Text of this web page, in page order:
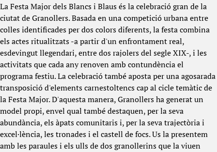
La Festa Major dels Blancs i Blaus és la celebració gran de la
ciutat de Granollers. Basada en una competició urbana entre
colles identificades per dos colors diferents, la festa combina
els actes ritualitzats -a partir d'un enfrontament real,
esdevingut llegendari, entre dos rajolers del segle XIX-, i les
activitats que cada any renoven amb contundència el
programa festiu. La celebració també aposta per una agosarada
transposició d'elements carnestoltencs cap al cicle temàtic de
la Festa Major. D'aquesta manera, Granollers ha generat un
model propi, envel qual també destaquen, per la seva
abundància, els àpats comunitaris i, per la seva trajectòria i
excel·lència, les tronades i el castell de focs. Us la presentem
amb les paraules i els ulls de dos granollerins que la viuen